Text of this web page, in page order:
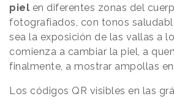
piel en diferentes zonas del
fotografiados, con tonos
sea la exposición de las vallas a
comienza a cambiar la piel, a
finalmente, a mostrar ampollas
Los códigos QR visibles en las